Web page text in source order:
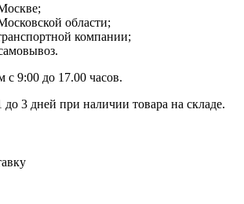
области;
компании;
с 9:00 до 17.00 часов.
до 3 дней при наличии товара на складе.